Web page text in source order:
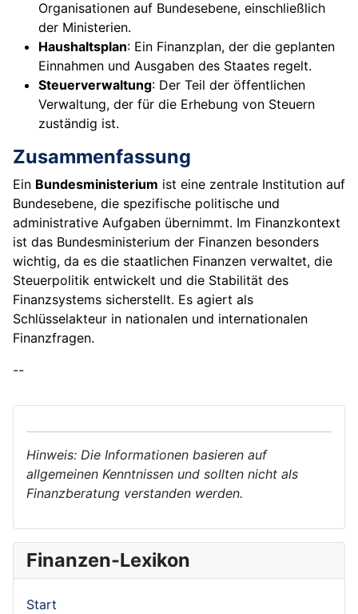
Organisationen auf Bundesebene, einschließlich
der Ministerien.
Haushaltsplan: Ein Finanzplan, der die geplanten
Einnahmen und Ausgaben des Staates regelt.
Steuerverwaltung: Der Teil der öffentlichen
Verwaltung, der für die Erhebung von Steuern
zuständig ist.
Zusammenfassung
Ein Bundesministerium ist eine zentrale Institution auf
Bundesebene, die spezifische politische und
administrative Aufgaben übernimmt. Im Finanzkontext
ist das Bundesministerium der Finanzen besonders
wichtig, da es die staatlichen Finanzen verwaltet, die
Steuerpolitik entwickelt und die Stabilität des
Finanzsystems sicherstellt. Es agiert als
Schlüsselakteur in nationalen und internationalen
Finanzfragen.
--
Hinweis: Die Informationen basieren auf
allgemeinen Kenntnissen und sollten nicht als
Finanzberatung verstanden werden.
Finanzen-Lexikon
Start